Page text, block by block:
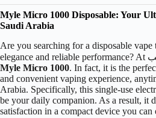
Myle Micro 1000 Disposable: Your
Saudi Arabia
Are you searching for a disposable vape
Myle Micro 1000. In fact, it is the
and convenient vaping experience,
Arabia. Specifically, this single-use
be your daily companion. As a result, it
satisfaction in a compact device you can